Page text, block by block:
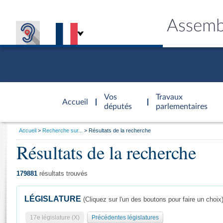
Accueil
d'accueil
Vos
députés
Travaux
parlementaires
Général
Vous
Accueil Recherche sur... Résultats de la recherche
Résultats de la recherche
179881 résultats trouvés
LÉGISLATURE (Cliquez sur l'un des boutons pour faire un choix)
17e législature (X) Précédentes législatures